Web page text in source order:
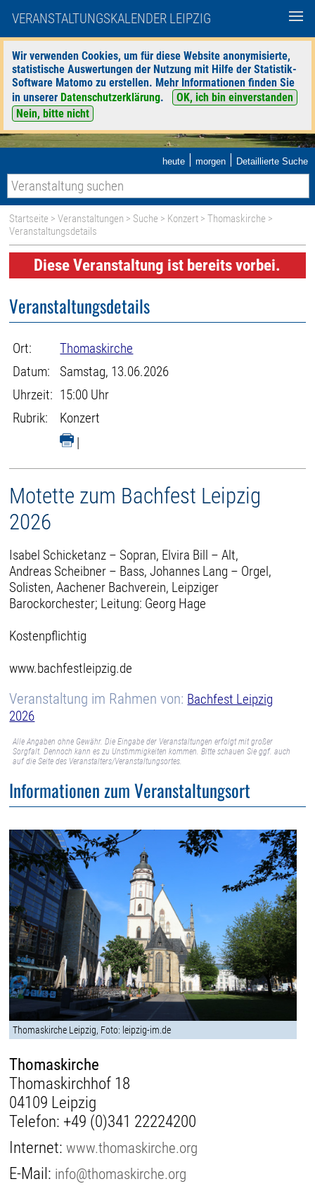
VERANSTALTUNGSKALENDER LEIPZIG
Wir verwenden Cookies, um für diese Website anonymisierte,
statistische Auswertungen der Nutzung mit Hilfe der Statistik-
Software Matomo zu erstellen. Mehr Informationen finden Sie
in unserer Datenschutzerklärung.
OK, ich bin einverstanden
Nein, bitte nicht
heute | morgen | Detaillierte Suche
Startseite >Veranstaltungen > Suche > Konzert >Thomaskirche >
Veranstaltungsdetails
Diese Veranstaltung ist bereits vorbei.
Veranstaltungsdetails
Ort:
Thomaskirche
Datum:
Samstag, 13.06.2026
Uhrzeit: 15:00 Uhr
Rubrik:
Konzert
|
Motette zum Bachfest Leipzig
2026
Isabel Schicketanz – Sopran, Elvira Bill – Alt,
Andreas Scheibner – Bass, Johannes Lang – Orgel,
Solisten, Aachener Bachverein, Leipziger
Barockorchester; Leitung: Georg Hage
Kostenpflichtig
www.bachfestleipzig.de
Veranstaltung im Rahmen von: Bachfest Leipzig
2026
Alle Angaben ohne Gewähr. Die Eingabe der Veranstaltungen erfolgt mit großer
Sorgfalt. Dennoch kann es zu Unstimmigkeiten kommen. Bitte schauen Sie ggf. auch
auf die Seite des Veranstalters/Veranstaltungsortes.
Informationen zum Veranstaltungsort
Thomaskirche Leipzig, Foto: leipzig-im.de
Thomaskirche
Thomaskirchhof 18
04109 Leipzig
Telefon: +49 (0)341 22224200
Internet:www.thomaskirche.org
E-Mail: info@thomaskirche.org